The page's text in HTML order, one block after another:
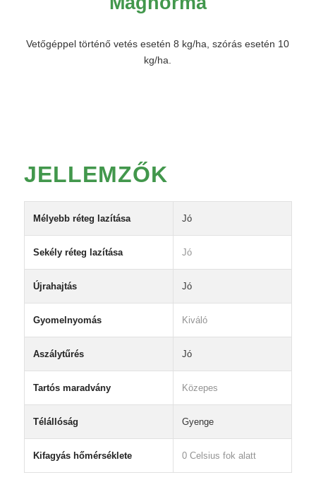
Vetőgéppel történő vetés esetén 8 kg/ha, szórás esetén 10
kg/ha.
JELLEMZŐK
Mélyebb réteg lazítása Jó
Sekély réteg lazítása Jó
Újrahajtás Jó
Gyomelnyomás Kiváló
Aszálytűrés Jó
Tartós maradvány Közepes
Télállóság Gyenge
Kifagyás hőmérséklete 0 Celsius fok alatt